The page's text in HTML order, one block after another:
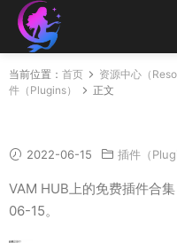
当前位置： 首页 资源中心（
件（Plugins）
正文
2022-06-15 插件（
VAM HUB上的免费插件合
06-15。